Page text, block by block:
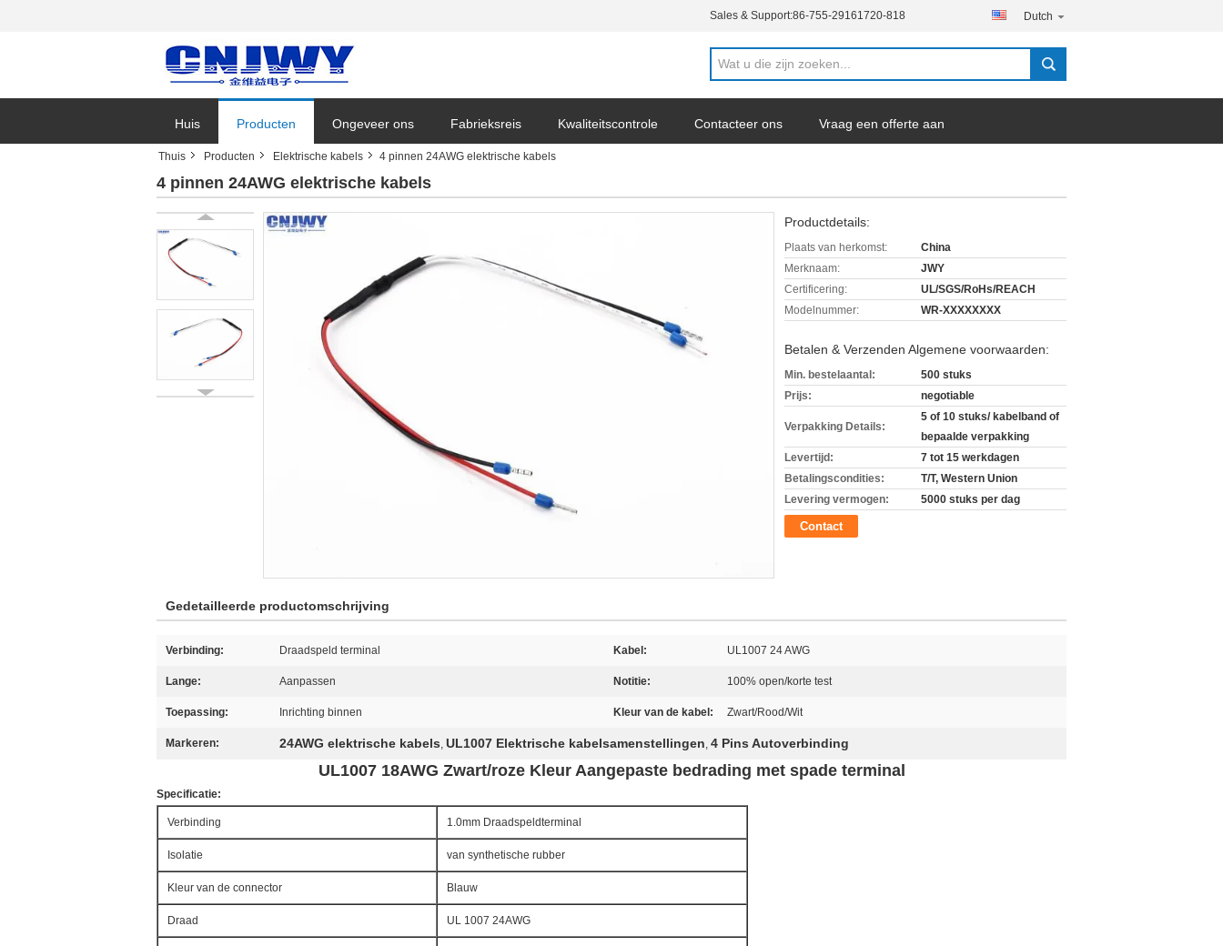
Sales & Support:86-755-29161720-818 Dutch
Huis Producten Ongeveer ons Fabrieksreis Kwaliteitscontrole Contacteer ons Vraag een offerte aan
Bedrijfsnieuws
Thuis Producten Elektrische kabels 4 pinnen 24AWG elektrische kabels
4 pinnen 24AWG elektrische kabels
Productdetails:
Plaats van herkomst:
China
Merknaam:
JWY
Certificering:
UL/SGS/RoHs/REACH
Modelnummer:
WR-XXXXXXXX
Betalen & Verzenden Algemene voorwaarden:
Min. bestelaantal:
500 stuks
Prijs:
negotiable
Verpakking Details:
5 of 10 stuks/ kabelband of
bepaalde verpakking
Levertijd:
7 tot 15 werkdagen
Betalingscondities:
T/T, Western Union
Levering vermogen:
5000 stuks per dag
Contact
Gedetailleerde productomschrijving
Verbinding: Draadspeld terminal Kabel: UL1007 24 AWG
Lange: Aanpassen Notitie: 100% open/korte test
Toepassing: Inrichting binnen Kleur van de kabel: Zwart/Rood/Wit
Markeren: 24AWG elektrische kabels, UL1007 Elektrische kabelsamenstellingen, 4 Pins Autoverbinding
UL1007 18AWG Zwart/roze Kleur Aangepaste bedrading met spade terminal
Specificatie:
Verbinding 1.0mm Draadspeldterminal
Isolatie van synthetische rubber
Kleur van de connector Blauw
Draad UL 1007 24AWG